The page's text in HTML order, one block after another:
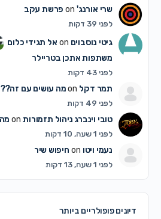
שרי אורנג'on פרשת עקב
לפני 39 דקות
גיטי נוסבויםon אל תגידי כלום
משתפות אתכן בטריילר
לפני 43 דקות
תמר דקלon מה עושים עם זה??
לפני 49 דקות
טובי וינברג ניהול תזמורותon מה
לפני 1 שעה, 10 דקות
נעמי ויטוon חיפוש שיר
לפני 1 שעה, 13 דקות
דיונים פופולריים ביותר